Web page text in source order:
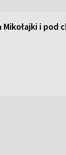
i pod